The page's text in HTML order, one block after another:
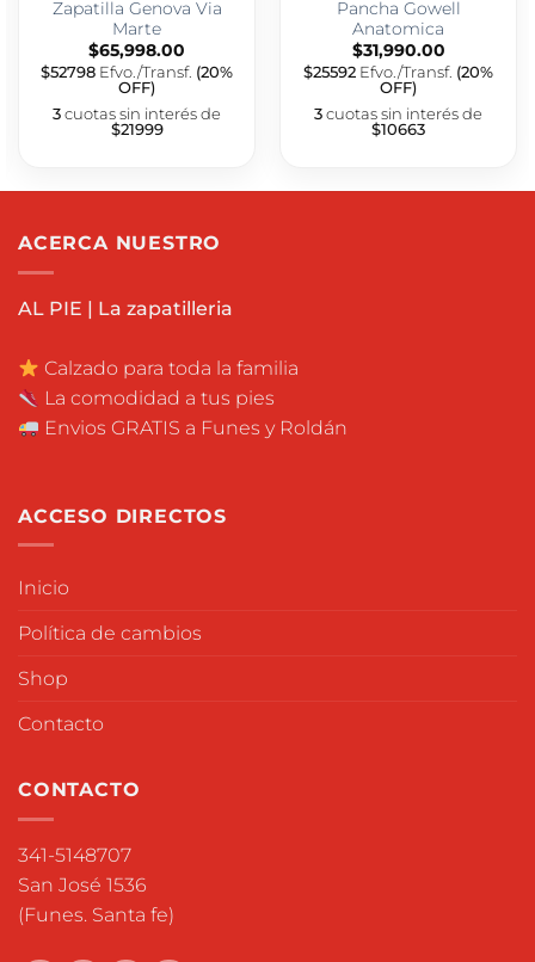
Zapatilla Genova Via
Marte
$65,998.00
$52798 Efvo./Transf. (20%
OFF)
3cuotas sin interés de
$21999
Pancha Gowell
Anatomica
$31,990.00
$25592 Efvo./Transf. (20%
OFF)
3cuotas sin interés de
$10663
ACERCA NUESTRO
AL PIE | La zapatilleria
Calzado para toda la familia
La comodidad a tus pies
Envios GRATIS a Funes y Roldán
ACCESO DIRECTOS
Inicio
Política de cambios
Shop
Contacto
CONTACTO
341-5148707
San José 1536
(Funes. Santa fe)